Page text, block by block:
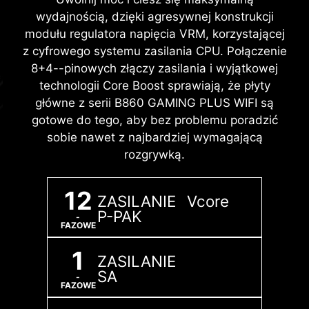
wydajnością, dzięki agresywnej konstrukcji
modułu regulatora napięcia VRM, korzystającej
z cyfrowego systemu zasilania CPU. Połączenie
8+4--pinowych złączy zasilania i wyjątkowej
technologii Core Boost sprawiają, że płyty
główne z serii B860 GAMING PLUS WIFI są
gotowe do tego, aby bez problemu poradzić
sobie nawet z najbardziej wymagającą
rozgrywką.
12
-
FAZOWE
ZASILANIE Vcore
P-PAK
1
-
FAZOWE
ZASILANIE
SA
najnowszym pamięciom DDR5. W połączeniu z
dedykowanym procesem montażu
powierzchniowego SMT oraz technologią MSI
Memory Boost, płyty główne z serii B860
GAMING PLUS WIFI są przygotowane do tego,
aby zaoferować użytkownikom niezwykłą
wydajność pamięci.
PROFILI XMP
TECHNOLOGIA
MEMORY
MONTAŻU
przed skutkami nadmiernego napięcia.
Wszystkie modele płyt głównych MSI
wyposażone są w diody TVS. Gdy napięcie
anormalnie wzrasta, dioda TVS przełącza się ze
stanu wysokiej rezystancji do stanu niskiej
rezystancji, przekierowując nadmierne napięcie
do masy. Pomaga to w zapobieganiu
uszkodzeniom obwodów, które mogłyby być
spowodowane zbyt wysokim napięciem.